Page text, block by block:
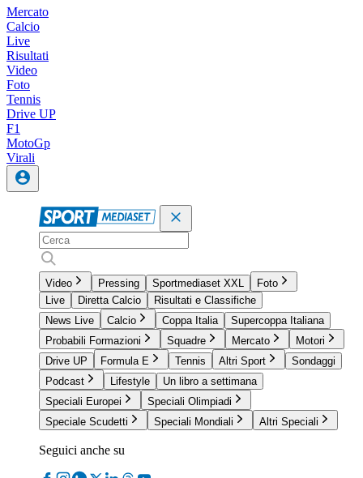
Mercato
Calcio
Live
Risultati
Video
Foto
Tennis
Drive UP
F1
MotoGp
Virali
Video Pressing Sportmediaset XXL
Foto
Live
Diretta Calcio
Risultati e Classifiche
News Live
Calcio Coppa Italia
Supercoppa Italiana
Probabili Formazioni
Squadre Mercato
Motori
Drive UP
Formula E Tennis Altri Sport
Sondaggi
Podcast
Lifestyle
Un libro a settimana
Speciali Europei
Speciali Olimpiadi
Speciale Scudetti
Speciali Mondiali Altri Speciali
Seguici anche su